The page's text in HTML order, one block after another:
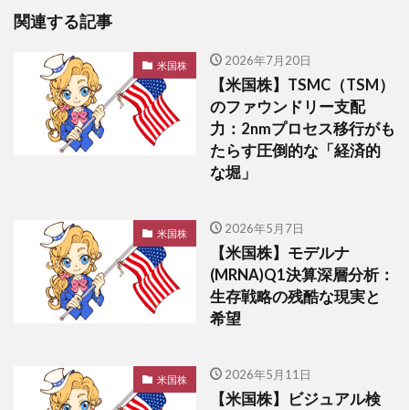
関連する記事
米国株 2026年7月20日
【米国株】TSMC（TSM）
のファウンドリー支配
力：2nmプロセス移行がも
たらす圧倒的な「経済的
な堀」
米国株 2026年5月7日
【米国株】モデルナ
(MRNA)Q1決算深層分析：
生存戦略の残酷な現実と
希望
米国株 2026年5月11日
【米国株】ビジュアル検